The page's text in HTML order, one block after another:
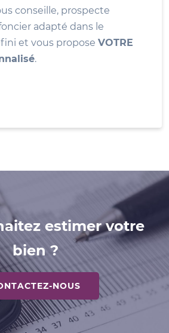
conseille, prospecte
adapté dans le
et vous propose VOTRE
.
estimer votre
bien ?
NOUS